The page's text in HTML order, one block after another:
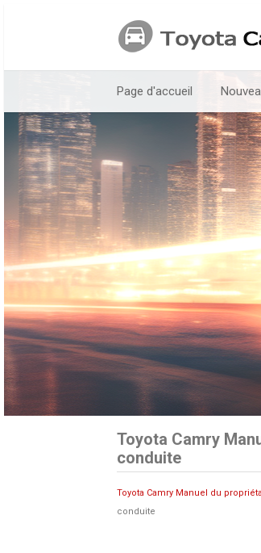
Page d'accueil
Toyota Camry
conduite
Toyota Camry Manuel du
conduite